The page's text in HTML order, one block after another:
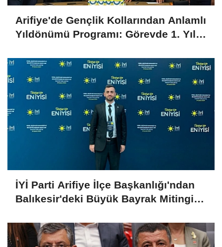
Arifiye'de Gençlik Kollarından Anlamlı
Yıldönümü Programı: Görevde 1. Yıl
İYİ Parti Arifiye İlçe Başkanlığı'ndan
Balıkesir'deki Büyük Bayrak Mitingi